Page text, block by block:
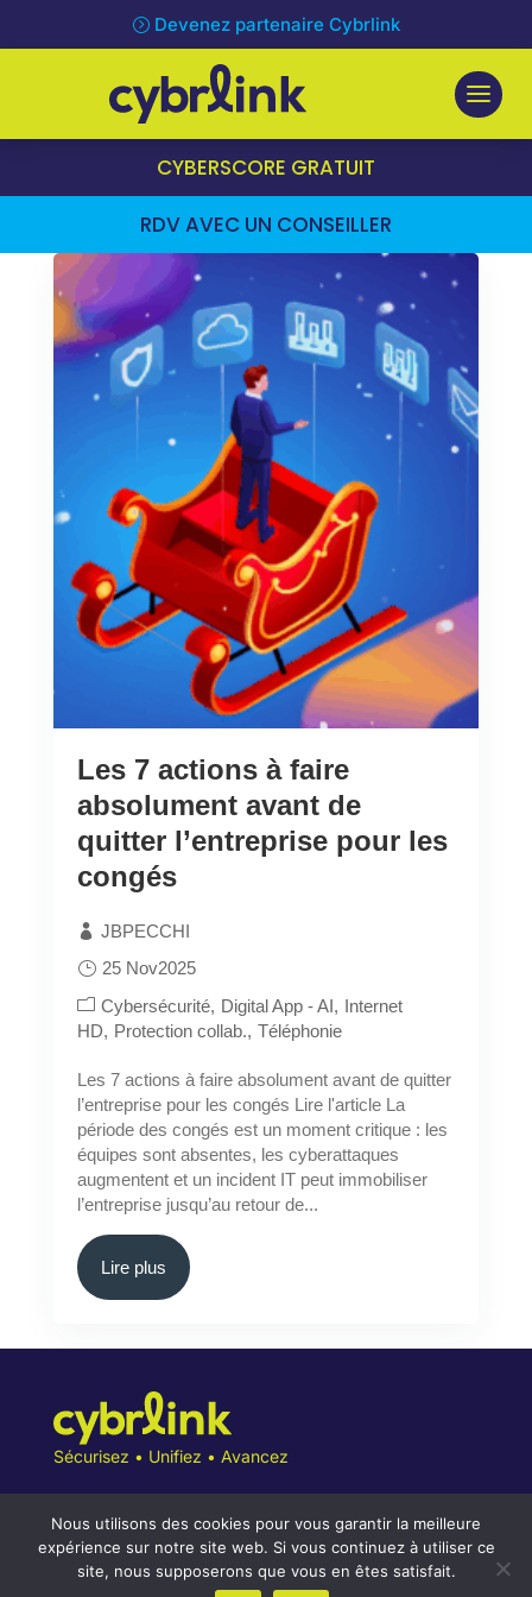
Devenez partenaire Cybrlink
CYBERSCORE GRATUIT
RDV AVEC UN CONSEILLER
Les 7 actions à faire
absolument avant de
quitter l’entreprise pour les
congés
JBPECCHI
25 Nov2025
Cybersécurité
Digital App - AI
Internet
HD
Protection collab. Téléphonie
Les 7 actions à faire absolument avant de quitter
l’entreprise pour les congés Lire l'article La
période des congés est un moment critique : les
équipes sont absentes, les cyberattaques
augmentent et un incident IT peut immobiliser
l’entreprise jusqu’au retour de...
Lire plus
Sécurisez • Unifiez • Avancez
Conditions Générales
Nous utilisons des cookies pour vous garantir la meilleure
expérience sur notre site web. Si vous continuez à utiliser ce
site, nous supposerons que vous en êtes satisfait.